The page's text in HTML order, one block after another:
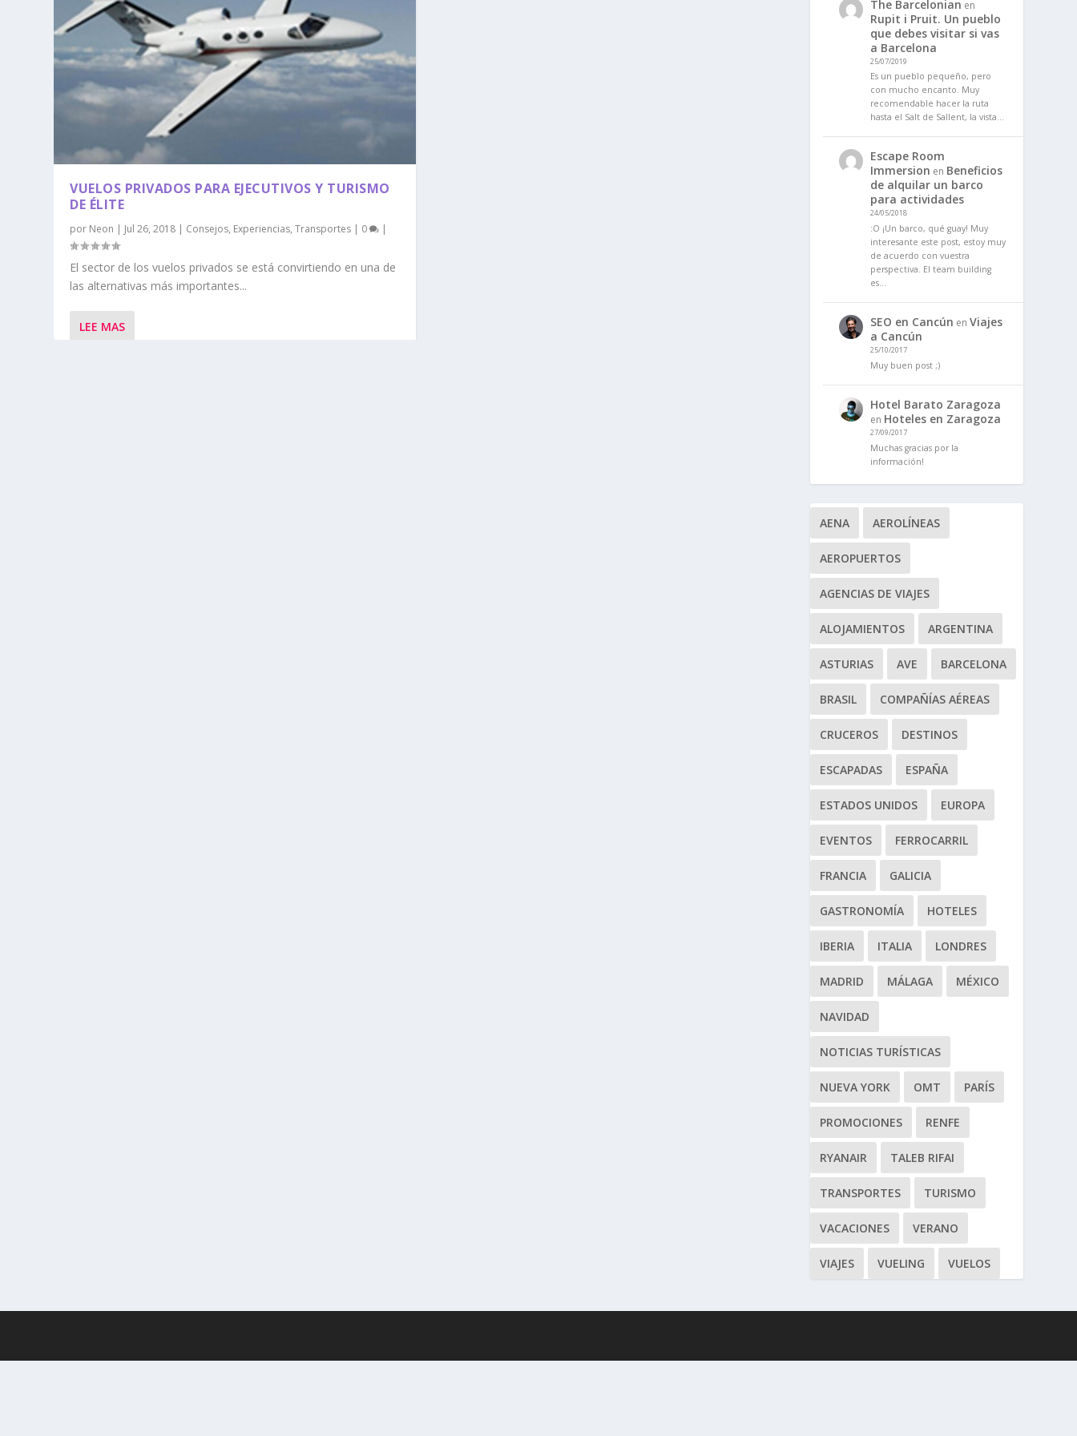
VUELOS PRIVADOS PARA EJECUTIVOS Y TURISMO
DE ÉLITE
por Neon | Jul 26, 2018 | Consejos, Experiencias,Transportes | 0 |
El sector de los vuelos privados se está convirtiendo en una de
las alternativas más importantes...
LEE MAS
The Barcelonian en
Rupit i Pruit. Un pueblo
que debes visitar si vas
a Barcelona
25/07/2019
Es un pueblo pequeño, pero
con mucho encanto. Muy
recomendable hacer la ruta
hasta el Salt de Sallent, la vista…
Escape Room
Immersion en Beneficios
de alquilar un barco
para actividades
24/05/2018
:O ¡Un barco, qué guay! Muy
interesante este post, estoy muy
de acuerdo con vuestra
perspectiva. El team building
es…
SEO en Cancún en Viajes
a Cancún
25/10/2017
Muy buen post ;)
Hotel Barato Zaragoza
en Hoteles en Zaragoza
27/09/2017
Muchas gracias por la
información!
AENA AEROLÍNEAS
AEROPUERTOS
AGENCIAS DE VIAJES
ALOJAMIENTOS ARGENTINA
ASTURIAS AVE BARCELONA
BRASIL COMPAÑÍAS AÉREAS
CRUCEROS DESTINOS
ESCAPADAS ESPAÑA
ESTADOS UNIDOS EUROPA
EVENTOS FERROCARRIL
FRANCIA GALICIA
GASTRONOMÍA HOTELES
IBERIA ITALIA LONDRES
MADRID MÁLAGA MÉXICO
NAVIDAD
NOTICIAS TURÍSTICAS
NUEVA YORK OMT PARÍS
PROMOCIONES RENFE
RYANAIR TALEB RIFAI
TRANSPORTES TURISMO
VACACIONES VERANO
VIAJES VUELING VUELOS